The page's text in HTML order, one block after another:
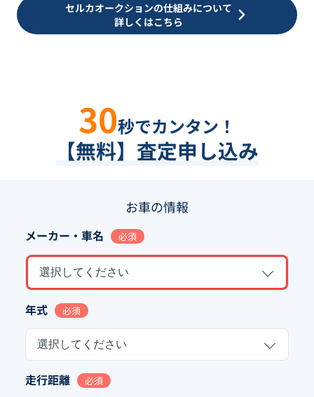
セルカオークションの仕組みについて
詳しくはこちら
30秒でカンタン！
【無料】査定申し込み
お車の情報
メーカー・車名 必須
選択してください
年式 必須
選択してください
走行距離 必須